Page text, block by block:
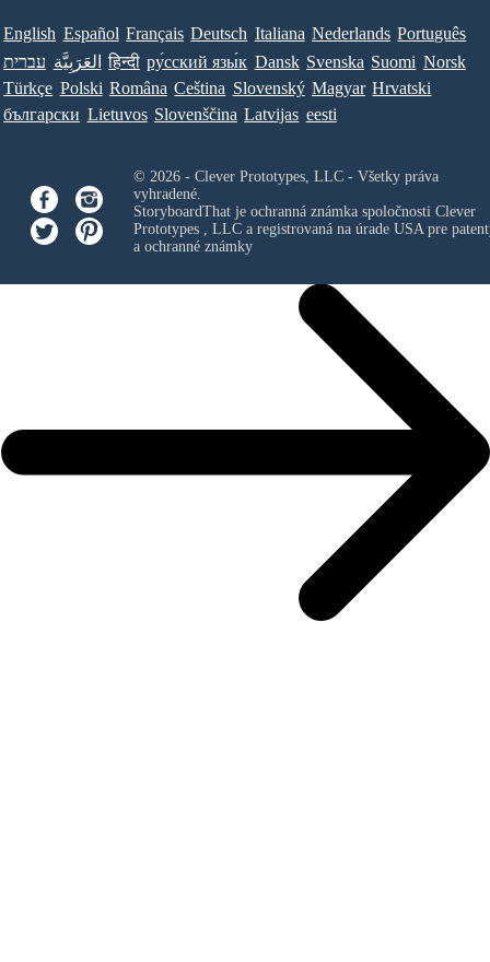
English Español Français Deutsch Italiana Nederlands Português
עברית العَرَبِيَّة हिन्दी ру́сский язы́к Dansk Svenska Suomi Norsk
Türkçe Polski Româna Ceština Slovenský Magyar Hrvatski
български Lietuvos Slovenščina Latvijas eesti
© 2026 - Clever Prototypes, LLC - Všetky práva
vyhradené.
StoryboardThat je ochranná známka spoločnosti Clever
Prototypes , LLCa registrovaná na úrade USA pre
a ochranné známky